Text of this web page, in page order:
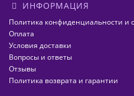
ИНФОРМАЦИЯ
Политика конфиденциальности и
Оплата
Условия доставки
Вопросы и ответы
Отзывы
Политика возврата и гарантии